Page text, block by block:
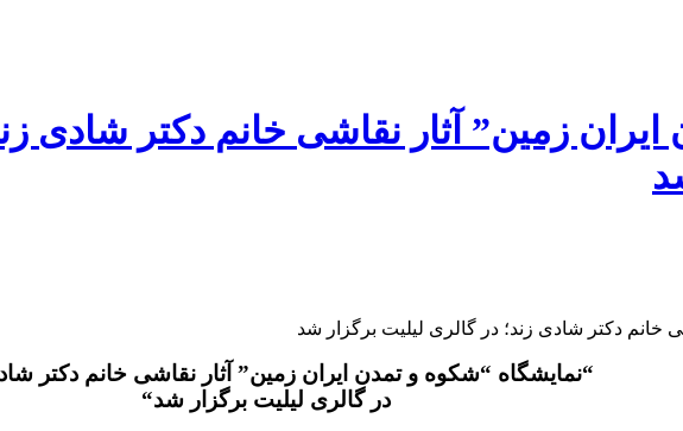
زمین” آثار نقاشی خانم دکتر شادی
“نمایشگاه “شکوه و تمدن ایران زمین” آثار نقاشی خانم دکتر
در گالری لیلیت برگزار شد“